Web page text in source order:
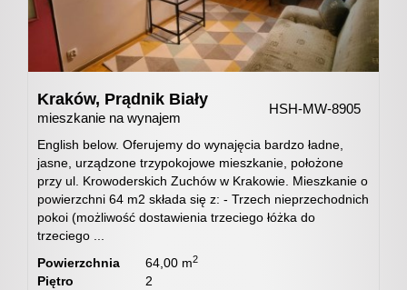
i
Kraków, Prądnik Biały
mieszkanie na wynajem
HSH-MW-8905
English below. Oferujemy do wynajęcia bardzo ładne,
jasne, urządzone trzypokojowe mieszkanie, położone
przy ul. Krowoderskich Zuchów w Krakowie. Mieszkanie o
powierzchni 64 m2 składa się z: - Trzech nieprzechodnich
pokoi (możliwość dostawienia trzeciego łóżka do
trzeciego ...
Powierzchnia
64,00 m2
Piętro
2